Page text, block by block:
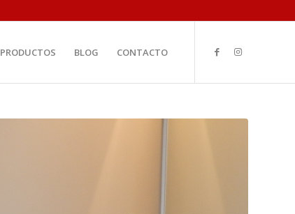
PRODUCTOS BLOG CONTACTO